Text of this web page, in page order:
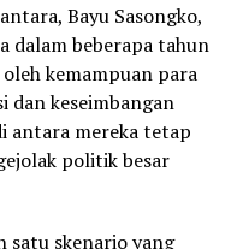
Bayu Sasongko,
dalam beberapa tahun
kemampuan para
dan keseimbangan
antara mereka tetap
politik besar
satu skenario yang